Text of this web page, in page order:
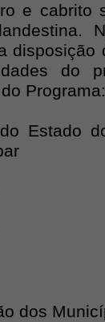
e cabrito
disposição
do
Programa:
Estado
dos